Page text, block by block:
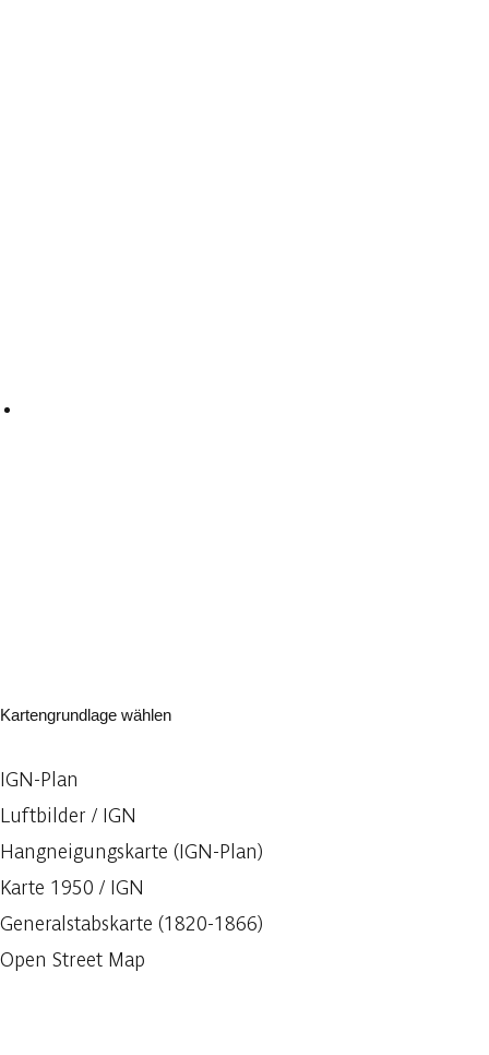
Kartengrundlage wählen
IGN-Plan
Luftbilder / IGN
Hangneigungskarte (IGN-Plan)
Karte 1950 / IGN
Generalstabskarte (1820-1866)
Open Street Map